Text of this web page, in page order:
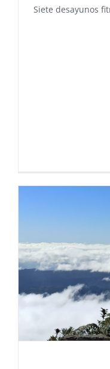
Siete desayunos